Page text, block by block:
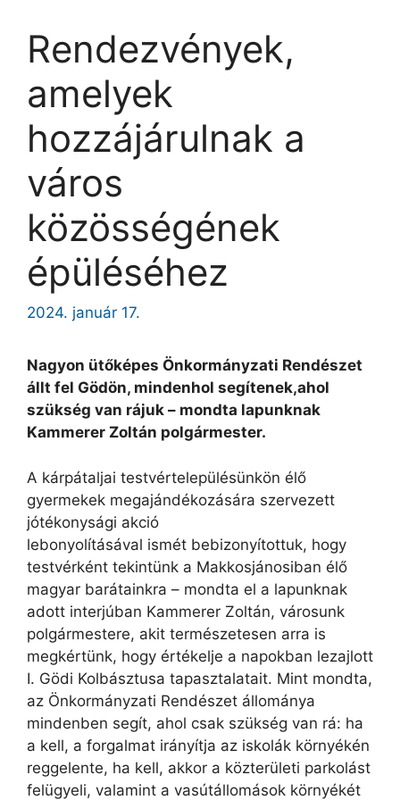
Rendezvények,
amelyek
hozzájárulnak a
város
közösségének
épüléséhez
2024. január 17.
Nagyon ütőképes Önkormányzati Rendészet
állt fel Gödön, mindenhol segítenek,ahol
szükség van rájuk – mondta lapunknak
Kammerer Zoltán polgármester.
A kárpátaljai testvértelepülésünkön élő
gyermekek megajándékozására szervezett
jótékonysági akció
lebonyolításával ismét bebizonyítottuk, hogy
testvérként tekintünk a Makkosjánosiban élő
magyar barátainkra – mondta el a lapunknak
adott interjúban Kammerer Zoltán, városunk
polgármestere, akit természetesen arra is
megkértünk, hogy értékelje a napokban lezajlott
I. Gödi Kolbásztusa tapasztalatait. Mint mondta,
az Önkormányzati Rendészet állománya
mindenben segít, ahol csak szükség van rá: ha
a kell, a forgalmat irányítja az iskolák környékén
reggelente, ha kell, akkor a közterületi parkolást
felügyeli, valamint a vasútállomások környékét